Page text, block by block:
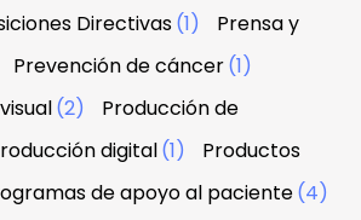
Directivas(1)
Prensa y
Prevención de cáncer(1)
(2)
Producción de
digital(1)
Productos
de apoyo al paciente(4)